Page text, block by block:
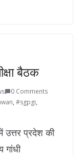
बैठक
0 Comments
, #sgpgi,
प्रदेश की